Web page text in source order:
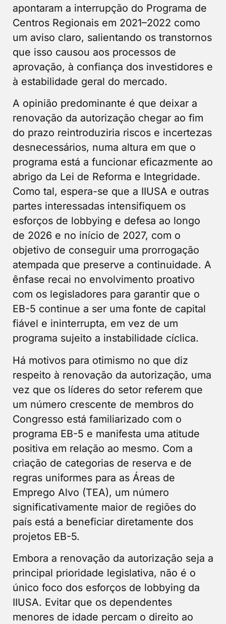
apontaram a interrupção do Programa de
Centros Regionais em 2021–2022 como
um aviso claro, salientando os transtornos
que isso causou aos processos de
aprovação, à confiança dos investidores e
à estabilidade geral do mercado.
A opinião predominante é que deixar a
renovação da autorização chegar ao fim
do prazo reintroduziria riscos e incertezas
desnecessários, numa altura em que o
programa está a funcionar eficazmente ao
abrigo da Lei de Reforma e Integridade.
Como tal, espera-se que a IIUSA e outras
partes interessadas intensifiquem os
esforços de lobbying e defesa ao longo
de 2026 e no início de 2027, com o
objetivo de conseguir uma prorrogação
atempada que preserve a continuidade. A
ênfase recai no envolvimento proativo
com os legisladores para garantir que o
EB-5 continue a ser uma fonte de capital
fiável e ininterrupta, em vez de um
programa sujeito a instabilidade cíclica.
Há motivos para otimismo no que diz
respeito à renovação da autorização, uma
vez que os líderes do setor referem que
um número crescente de membros do
Congresso está familiarizado com o
programa EB-5 e manifesta uma atitude
positiva em relação ao mesmo. Com a
criação de categorias de reserva e de
regras uniformes para as Áreas de
Emprego Alvo (TEA), um número
significativamente maior de regiões do
país está a beneficiar diretamente dos
projetos EB-5.
Embora a renovação da autorização seja a
principal prioridade legislativa, não é o
único foco dos esforços de lobbying da
IIUSA. Evitar que os dependentes
menores de idade percam o direito ao